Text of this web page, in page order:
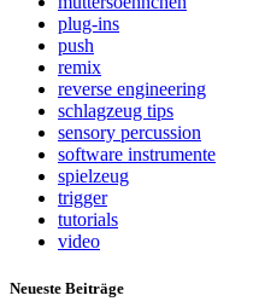
plug-ins
push
remix
reverse engineering
schlagzeug tips
sensory percussion
software instrumente
spielzeug
trigger
tutorials
video
Neueste Beiträge